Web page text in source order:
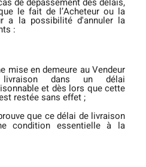
le fait de l’Acheteur ou la
a la possibilité d'annuler la
:
mise en demeure au Vendeur
livraison dans un délai
et dès lors que cette
restée sans effet ;
que ce délai de livraison
condition essentielle à la